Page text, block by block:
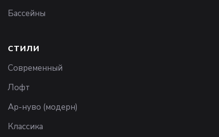
Бассейны
СТИЛИ
Современный
Лофт
Ар-нуво (модерн)
Классика